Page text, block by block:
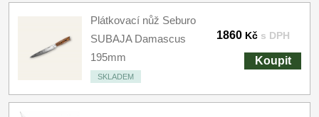
Plátkovací nůž Seburo
SUBAJA Damascus
195mm
SKLADEM
1860 Kč s DPH
Koupit